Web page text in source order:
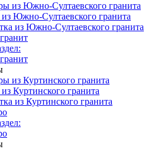
из Южно-Султаевского гранита
Южно-Султаевского гранита
из Южно-Султаевского гранита
из Куртинского гранита
Куртинского гранита
из Куртинского гранита